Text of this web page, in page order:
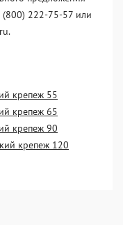
(800) 222-75-57 или
крепеж 55
крепеж 65
крепеж 90
крепеж 120